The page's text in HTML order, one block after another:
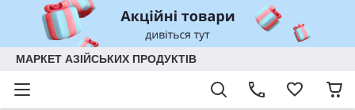
МАРКЕТ АЗІЙСЬКИХ ПРОДУКТІВ